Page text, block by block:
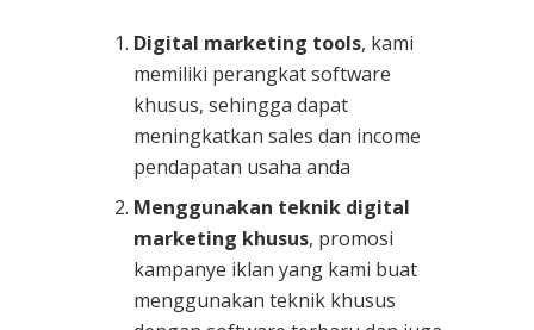
Digital marketing tools, kami
memiliki perangkat software
khusus, sehingga dapat
meningkatkan sales dan income
pendapatan usaha anda
Menggunakan teknik digital
marketing khusus, promosi
kampanye iklan yang kami buat
menggunakan teknik khusus